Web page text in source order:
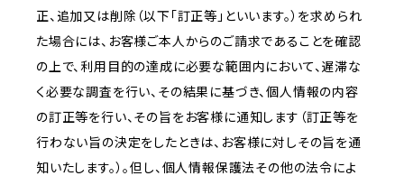
正、追加又は削除（以下「訂正等」といいます。）を求められ
た場合には、お客様ご本人からのご請求であることを確認
の上で、利用目的の達成に必要な範囲内において、遅滞な
く必要な調査を行い、その結果に基づき、個人情報の内容
の訂正等を行い、その旨をお客様に通知します（訂正等を
行わない旨の決定をしたときは、お客様に対しその旨を通
知いたします。）。但し、個人情報保護法その他の法令によ